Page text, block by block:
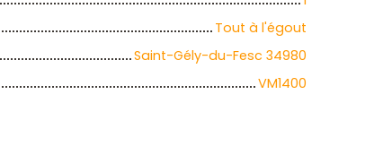
Tout à l'égout
Saint-Gély-du-Fesc 34980
VM1400